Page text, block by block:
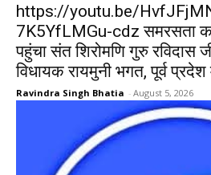
https://youtu.be/
7K5YfLMGu-cdz समरसता
पहुंचा संत शिरोमणि गुरु रविदास
विधायक रायमुनी भगत, पूर्व
Ravindra Singh Bhatia - August 5, 2026